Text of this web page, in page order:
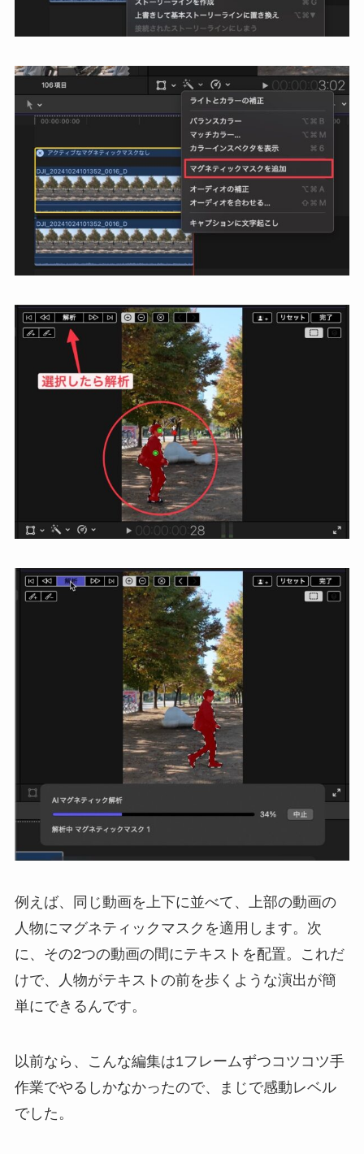
例えば、同じ動画を上下に並べて、上部の動画の
人物にマグネティックマスクを適用します。次
に、その2つの動画の間にテキストを配置。これだ
けで、人物がテキストの前を歩くような演出が簡
単にできるんです。
以前なら、こんな編集は1フレームずつコツコツ手
作業でやるしかなかったので、まじで感動レベル
でした。